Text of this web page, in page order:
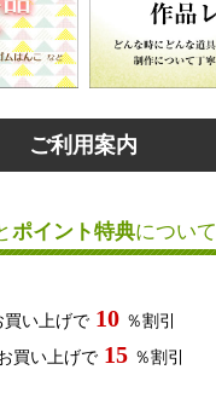
ご利用案内
ポイント特典について
買い上げで 10 ％割引
買い上げで 15 ％割引